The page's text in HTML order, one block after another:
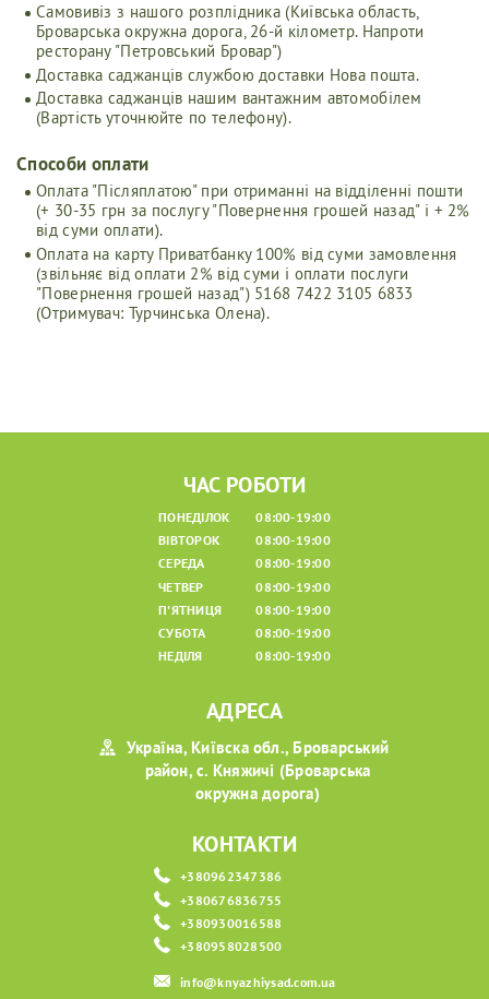
Самовивіз з нашого розплідника (Київська область,
Броварська окружна дорога, 26-й кілометр. Напроти
ресторану "Петровський Бровар")
Доставка саджанців службою доставки Нова пошта.
Доставка саджанців нашим вантажним автомобілем
(Вартість уточнюйте по телефону).
Способи оплати
Оплата "Післяплатою" при отриманні на відділенні пошти
(+ 30-35 грн за послугу "Повернення грошей назад" і + 2%
від суми оплати).
Оплата на карту Приватбанку 100% від суми замовлення
(звільняє від оплати 2% від суми і оплати послуги
"Повернення грошей назад") 5168 7422 3105 6833
(Отримувач: Турчинська Олена).
ЧАС РОБОТИ
ПОНЕДІЛОК
08:00-19:00
ВІВТОРОК
08:00-19:00
СЕРЕДА
08:00-19:00
ЧЕТВЕР
08:00-19:00
П'ЯТНИЦЯ
08:00-19:00
СУБОТА
08:00-19:00
НЕДІЛЯ
08:00-19:00
АДРЕСА
Україна, Київска обл., Броварський
район, с. Княжичі (Броварська
окружна дорога)
КОНТАКТИ
+380962347386
+380676836755
+380930016588
+380958028500
info@knyazhiysad.com.ua